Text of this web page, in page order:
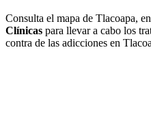
Consulta el mapa de Tlacoapa,
Clínicas para llevar a cabo los
contra de las adicciones en